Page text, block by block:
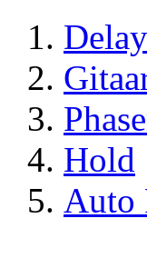
Delay
Hold
Auto